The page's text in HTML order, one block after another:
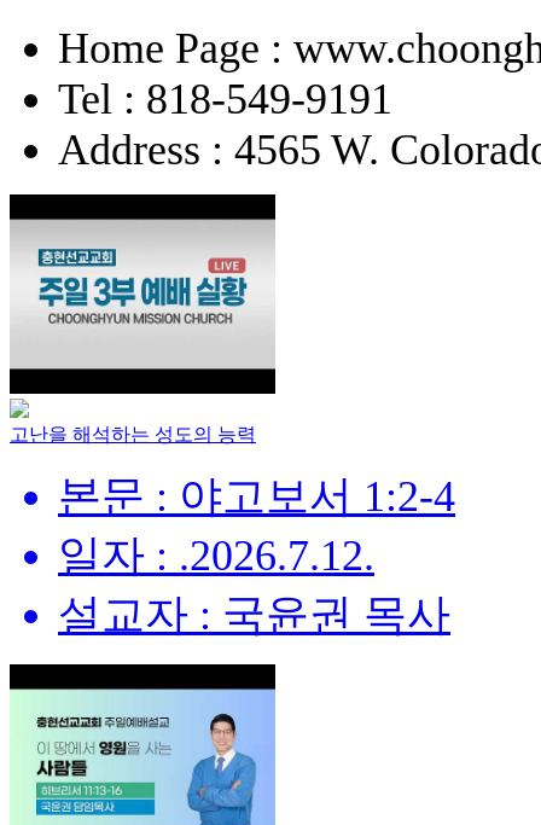
Home Page :
Tel : 818-549-9191
Address : 4565 W.
고난을 해석하는 성도의 능력
본문 : 야고보서 1:2-4
일자 : .2026.7.12.
설교자 : 국윤권 목사